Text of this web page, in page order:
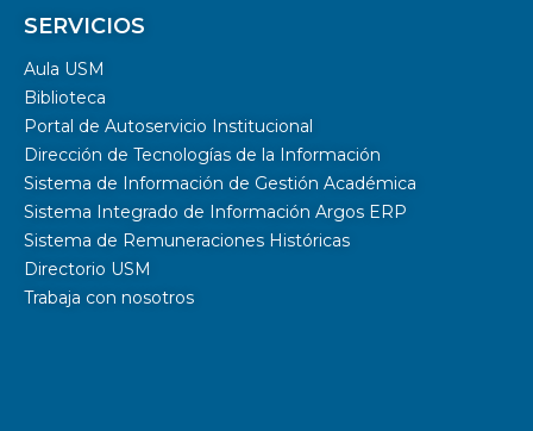
SERVICIOS
Aula USM
Biblioteca
Portal de Autoservicio Institucional
Dirección de Tecnologías de la Información
Sistema de Información de Gestión Académica
Sistema Integrado de Información Argos ERP
Sistema de Remuneraciones Históricas
Directorio USM
Trabaja con nosotros